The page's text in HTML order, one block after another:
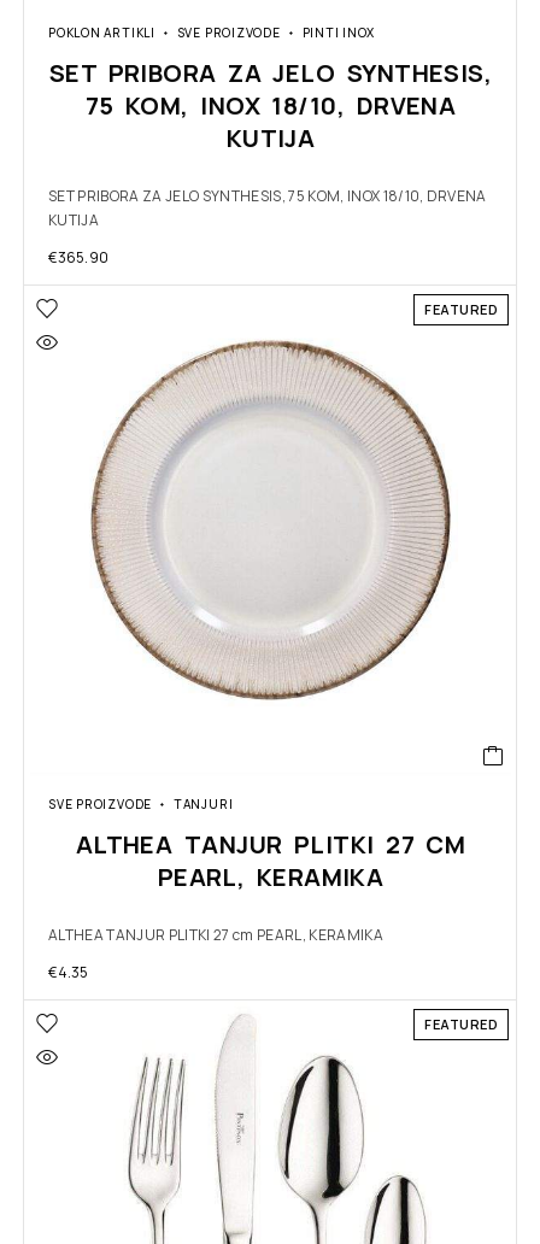
POKLON ARTIKLI SVE PROIZVODE PINTI INOX
SET PRIBORA ZA JELO SYNTHESIS,
75 KOM, INOX 18/10, DRVENA
KUTIJA
SET PRIBORA ZA JELO SYNTHESIS, 75 KOM, INOX 18/10, DRVENA
KUTIJA
€365.90
FEATURED
SVE PROIZVODE TANJURI
ALTHEA TANJUR PLITKI 27 CM
PEARL, KERAMIKA
ALTHEA TANJUR PLITKI 27 cm PEARL, KERAMIKA
€4.35
FEATURED